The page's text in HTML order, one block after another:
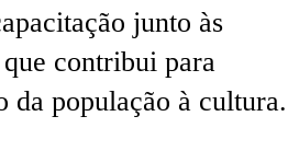
junto às
contribui para
da população à cultura.